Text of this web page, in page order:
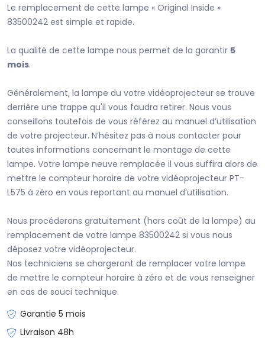
Le remplacement de cette lampe « Original Inside »
83500242 est simple et rapide.
La qualité de cette lampe nous permet de la garantir 5
mois.
Généralement, la lampe du votre vidéoprojecteur se trouve
derrière une trappe qu'il vous faudra retirer. Nous vous
conseillons toutefois de vous référez au manuel d’utilisation
de votre projecteur. N’hésitez pas à nous contacter pour
toutes informations concernant le montage de cette
lampe. Votre lampe neuve remplacée il vous suffira alors de
mettre le compteur horaire de votre vidéoprojecteur PT-
L575 à zéro en vous reportant au manuel d’utilisation.
Nous procéderons gratuitement (hors coût de la lampe) au
remplacement de votre lampe 83500242 si vous nous
déposez votre vidéoprojecteur.
Nos techniciens se chargeront de remplacer votre lampe
de mettre le compteur horaire à zéro et de vous renseigner
en cas de souci technique.
Garantie 5 mois
Livraison 48h